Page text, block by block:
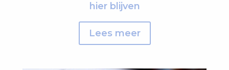
hier blijven
Lees meer